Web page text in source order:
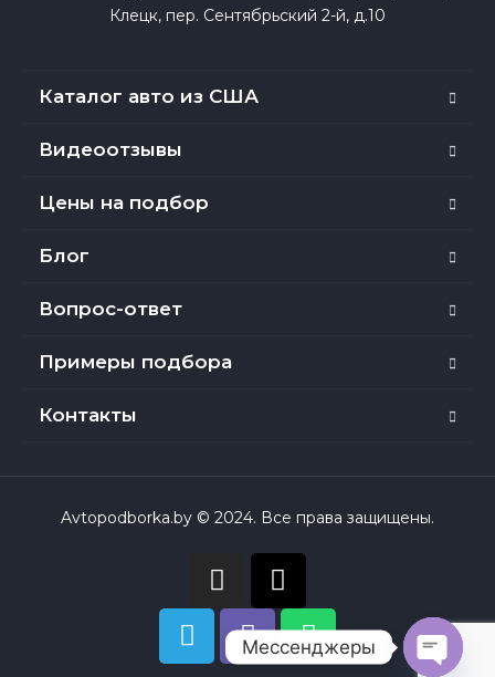
Клецк, пер. Сентябрьский 2-й, д.10
Каталог авто из США
Видеоотзывы
Цены на подбор
Блог
Вопрос-ответ
Примеры подбора
Контакты
Avtopodborka.by © 2024. Все права защищены.
Мессенджеры